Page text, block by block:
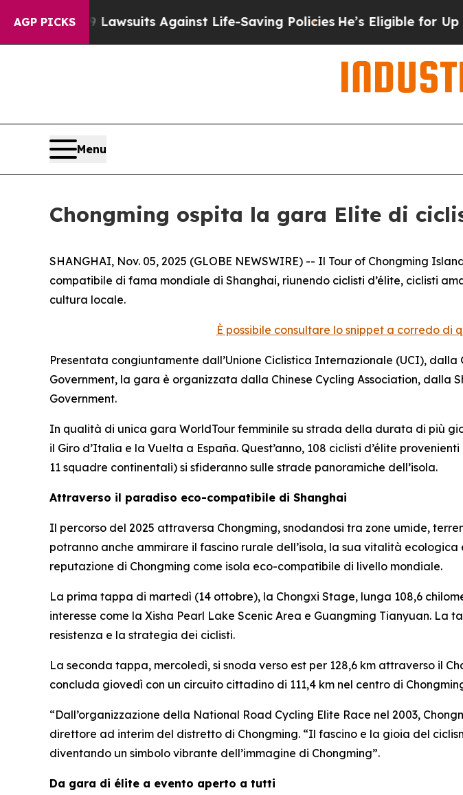
AGP PICKS
239 Lawsuits Against Life-Saving Policies He’s Eligible for Up to
Menu
Chongming ospita la gara Elite di
SHANGHAI, Nov. 05, 2025 (GLOBE NEWSWIRE) -- Il Tour of Chongming
compatibile di fama mondiale di Shanghai, riunendo ciclisti d’élite, ciclisti
cultura locale.
È possibile consultare lo snippet a corredo di
Presentata congiuntamente dall’Unione Ciclistica Internazionale (UCI),
Government, la gara è organizzata dalla Chinese Cycling Association, dalla
Government.
In qualità di unica gara WorldTour femminile su strada della durata di più
il Giro d’Italia e la Vuelta a España. Quest’anno, 108 ciclisti d’élite
11 squadre continentali) si sfideranno sulle strade panoramiche dell’isola.
Attraverso il paradiso eco-compatibile di Shanghai
Il percorso del 2025 attraversa Chongming, snodandosi tra zone umide,
potranno anche ammirare il fascino rurale dell’isola, la sua vitalità
reputazione di Chongming come isola eco-compatibile di livello mondiale.
La prima tappa di martedì (14 ottobre), la Chongxi Stage, lunga 108,6
interesse come la Xisha Pearl Lake Scenic Area e Guangming Tianyuan.
resistenza e la strategia dei ciclisti.
La seconda tappa, mercoledì, si snoda verso est per 128,6 km attraverso il
concluda giovedì con un circuito cittadino di 111,4 km nel centro di
“Dall’organizzazione della National Road Cycling Elite Race nel 2003,
direttore ad interim del distretto di Chongming. “Il fascino e la gioia del
diventando un simbolo vibrante dell’immagine di Chongming”.
Da gara di élite a evento aperto a tutti